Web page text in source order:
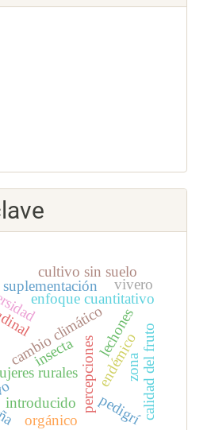
rurales percepciones
cambio climático
enfoque cuantitativo
suplementación
lechones
insecta endémico
introducido calidad del fruto
pedigrí
cultivo sin suelo
orgánico
vivero
zona